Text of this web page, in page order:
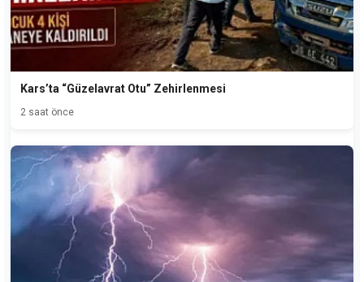
Kars’ta “Güzelavrat Otu” Zehirlenmesi
2 saat önce